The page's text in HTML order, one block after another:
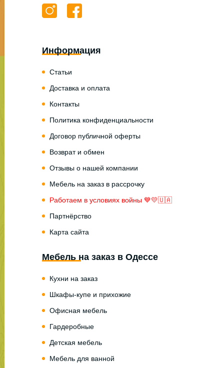
Информация
Статьи
Доставка и оплата
Контакты
Политика конфиденциальности
Договор публичной оферты
Возврат и обмен
Отзывы о нашей компании
Мебель на заказ в рассрочку
Работаем в условиях войны 💙💛🇺🇦
Партнёрство
Карта сайта
Мебель на заказ в Одессе
Кухни на заказ
Шкафы-купе и прихожие
Офисная мебель
Гардеробные
Детская мебель
Мебель для ванной